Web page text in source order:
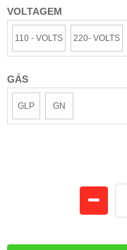
VOLTAGEM
110 - VOLTS 220- VOLTS
GÁS
GLP GN